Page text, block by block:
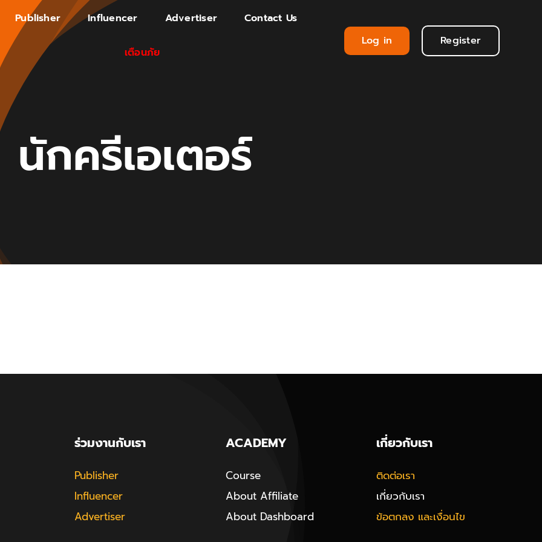
Publisher Influencer Advertiser Contact Us
เตือนภัย
Log in Register
นักครีเอเตอร์
ร่วมงานกับเรา
Publisher
Influencer
Advertiser
ACADEMY
Course
About Affiliate
About Dashboard
เกี่ยวกับเรา
ติดต่อเรา
เกี่ยวกับเรา
ข้อตกลง และเงื่อนไข